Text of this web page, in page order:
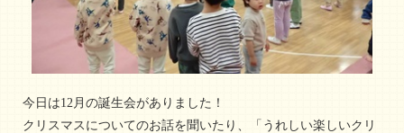
今日は12月の誕生会がありました！
クリスマスについてのお話を聞いたり、「うれしい楽しいクリ